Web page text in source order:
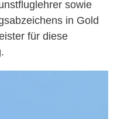
sowie
in Gold
für diese